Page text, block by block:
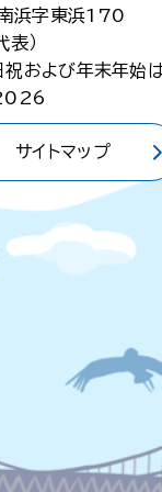
浜字東浜170
）
および年末年始
サイトマップ